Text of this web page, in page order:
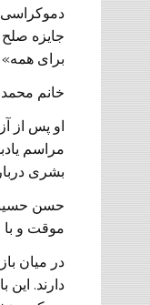
جایزه صلح
برای همه»
خانم
او پس از
مراسم
بشری
حسن
موقت و
در میان
دارند.